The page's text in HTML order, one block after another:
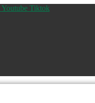
Youtube Tiktok